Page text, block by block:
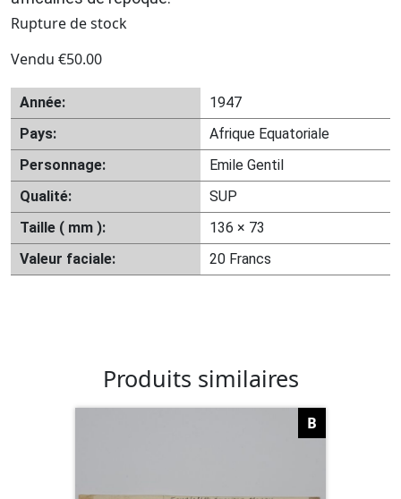
Rupture de stock
Vendu €50.00
Année:
1947
Pays:
Afrique Equatoriale
Personnage:
Emile Gentil
Qualité:
SUP
Taille ( mm ):
136 × 73
Valeur faciale:
20 Francs
Produits similaires
B